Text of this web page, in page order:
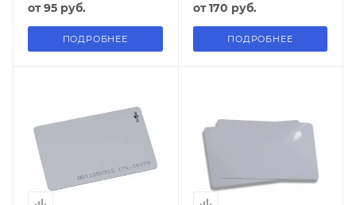
от95 руб.
ПОДРОБНЕЕ
от170 руб.
ПОДРОБНЕЕ